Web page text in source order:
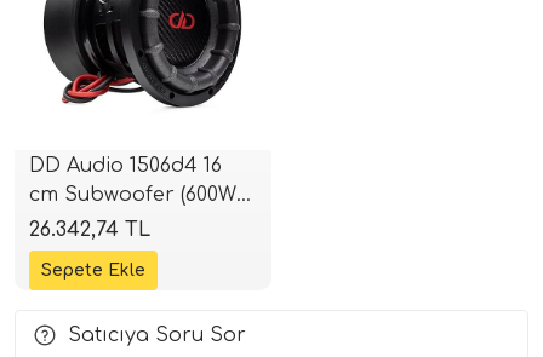
DD Audio 1506d4 16
cm Subwoofer (600W
RMS) | SPLHIFI
26.342,74 TL
Satıcıya Soru Sor